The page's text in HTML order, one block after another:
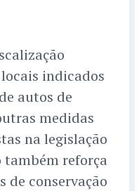
indicados
autos de
medidas
na legislação
também reforça
de conservação